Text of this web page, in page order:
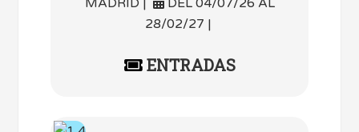
28/02/27 |
ENTRADAS